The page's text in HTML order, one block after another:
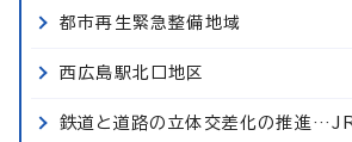
都市再生緊急整備地域
西広島駅北口地区
鉄道と道路の立体交差化の推進